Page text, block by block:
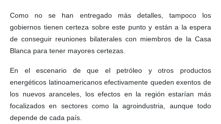
Como no se han entregado más detalles, tampoco los
gobiernos tienen certeza sobre este punto y están a la espera
de conseguir reuniones bilaterales con miembros de la Casa
Blanca para tener mayores certezas.
En el escenario de que el petróleo y otros productos
energéticos latinoamericanos efectivamente queden exentos de
los nuevos aranceles, los efectos en la región estarían más
focalizados en sectores como la agroindustria, aunque todo
depende de cada país.